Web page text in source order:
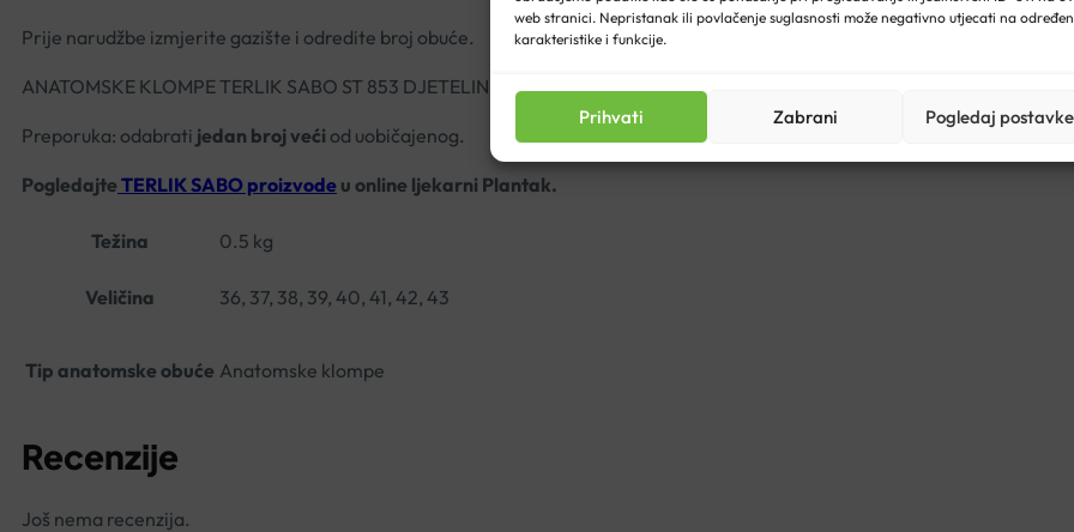
web stranici. Nepristanak ili povlačenje suglasnosti može negativno utjecati na
karakteristike i funkcije.
Prihvati Zabrani Pogledaj postavke
Prije narudžbe izmjerite gazište i odredite broj obuće.
ANATOMSKE KLOMPE TERLIK SABO ST 853 DJETELINA
Preporuka: odabrati jedan broj veći od uobičajenog.
Pogledajte TERLIK SABO proizvode u online ljekarni Plantak.
Težina 0.5 kg
Veličina 36, 37, 38, 39, 40, 41, 42, 43
Tip anatomske obuće Anatomske klompe
Recenzije
Još nema recenzija.